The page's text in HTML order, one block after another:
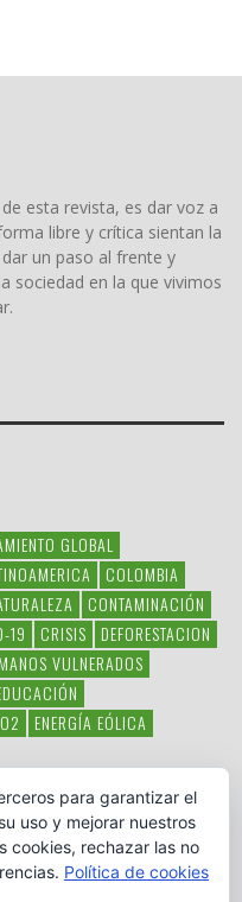
esta revista, es dar voz a
libre y crítica sientan la
un paso al frente y
sociedad en la que vivimos
GLOBAL
COLOMBIA
CONTAMINACIÓN
19 CRISIS
DEFORESTACION
VULNERADOS
ENERGÍA EÓLICA
MÉXICO
POBREZA POESÍA
POLITICA
ALIMENTARIA
para garantizar el
uso y mejorar nuestros
cookies, rechazar las no
Política de cookies